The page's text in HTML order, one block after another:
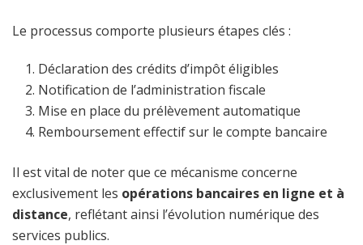
Le processus comporte plusieurs étapes clés :
Déclaration des crédits d’impôt éligibles
Notification de l’administration fiscale
Mise en place du prélèvement automatique
Remboursement effectif sur le compte bancaire
Il est vital de noter que ce mécanisme concerne
exclusivement les opérations bancaires en ligne et à
distance, reflétant ainsi l’évolution numérique des
services publics.